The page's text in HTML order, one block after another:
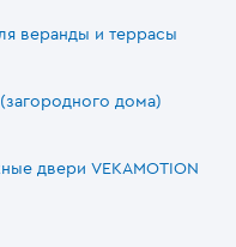
веранды и террасы
дома)
двери VEKAMOTION